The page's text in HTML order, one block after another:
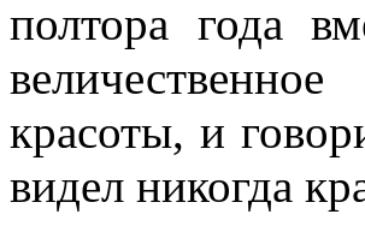
полтора года
красоты, и
видел никогда